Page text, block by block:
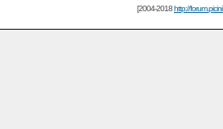
[2004-2018http://